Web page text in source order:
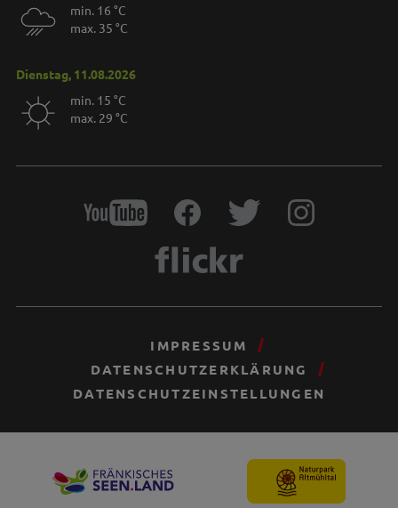
min. 16 °C
max. 35 °C
Dienstag, 11.08.2026
min. 15 °C
max. 29 °C
IMPRESSUM
DATENSCHUTZERKLÄRUNG
DATENSCHUTZEINSTELLUNGEN